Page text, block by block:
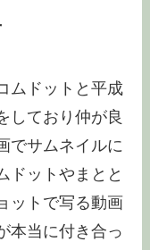
ムドットと平成
しており仲が良
でサムネイルに
ドットやまとと
ットで写る動画
本当に付き合っ